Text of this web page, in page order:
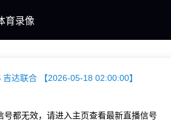
育录像
达联合 【2026-05-18 02:00:00】
号都无效，请进入主页查看最新直播信号